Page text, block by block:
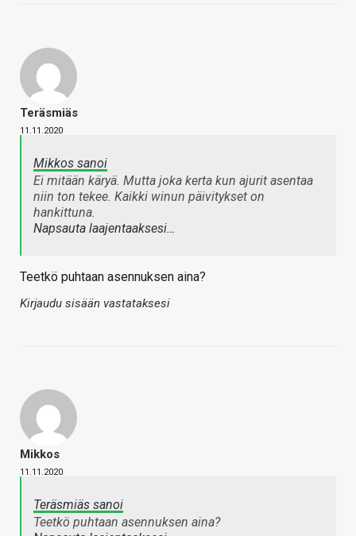
Teräsmiäs
11.11.2020
Mikkos sanoi
Ei mitään käryä. Mutta joka kerta kun ajurit asentaa
niin ton tekee. Kaikki winun päivitykset on
hankittuna.
Napsauta laajentaaksesi…
Teetkö puhtaan asennuksen aina?
Kirjaudu sisään vastataksesi
Mikkos
11.11.2020
Teräsmiäs sanoi
Teetkö puhtaan asennuksen aina?